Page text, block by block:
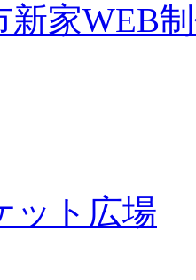
新家WEB
ット広場